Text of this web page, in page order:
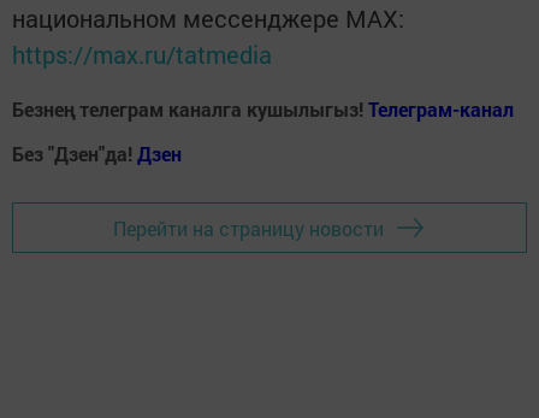
национальном мессенджере MАХ:
https://max.ru/tatmedia
Безнең телеграм каналга кушылыгыз! Телеграм-канал
Без "Дзен"да! Дзен
Перейти на страницу новости